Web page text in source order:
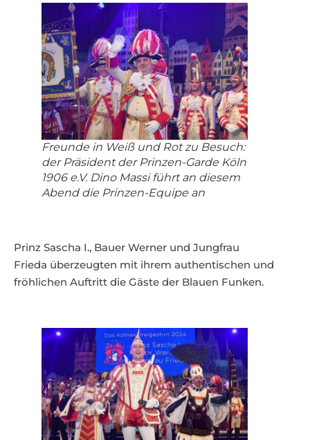
Freunde in Weiß und Rot zu Besuch:
der Präsident der Prinzen-Garde Köln
1906 e.V. Dino Massi führt an diesem
Abend die Prinzen-Equipe an
Prinz Sascha I., Bauer Werner und Jungfrau
Frieda überzeugten mit ihrem authentischen und
fröhlichen Auftritt die Gäste der Blauen Funken.